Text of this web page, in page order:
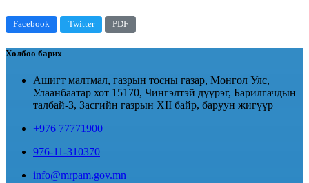
Facebook Twitter PDF
Холбоо барих
Ашигт малтмал, газрын тосны газар, Монгол Улс,
Улаанбаатар хот 15170, Чингэлтэй дүүрэг, Барилгачдын
талбай-3, Засгийн газрын XII байр, баруун жигүүр
+976 77771900
976-11-310370
info@mrpam.gov.mn